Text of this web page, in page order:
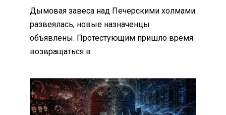
Дымовая завеса над Печерскими холмами
развеялась, новые назначенцы
объявлены. Протестующим пришло время
возвращаться в